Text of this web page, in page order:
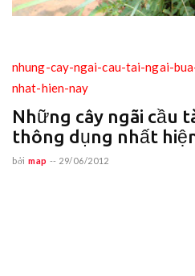
nhung-cay-ngai-cau-tai-ngai-
nhat-hien-nay
Những cây ngãi cầu
thông dụng nhất
bởi map -- 29/06/2012